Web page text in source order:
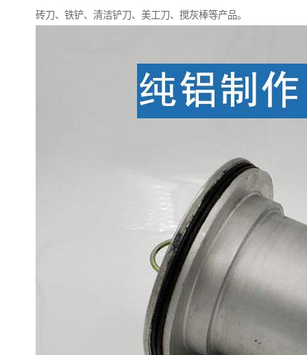
砖刀、铁铲、清洁铲刀、美工刀、搅灰棒等产品。